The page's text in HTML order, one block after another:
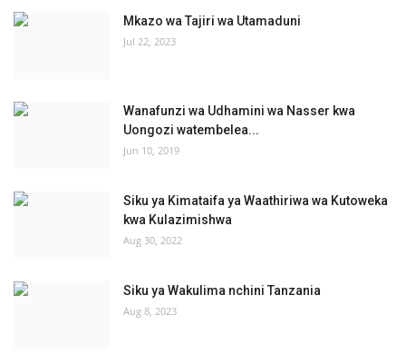
Mkazo wa Tajiri wa Utamaduni
Jul 22, 2023
Wanafunzi wa Udhamini wa Nasser kwa
Uongozi watembelea...
Jun 10, 2019
Siku ya Kimataifa ya Waathiriwa wa Kutoweka
kwa Kulazimishwa
Aug 30, 2022
Siku ya Wakulima nchini Tanzania
Aug 8, 2023